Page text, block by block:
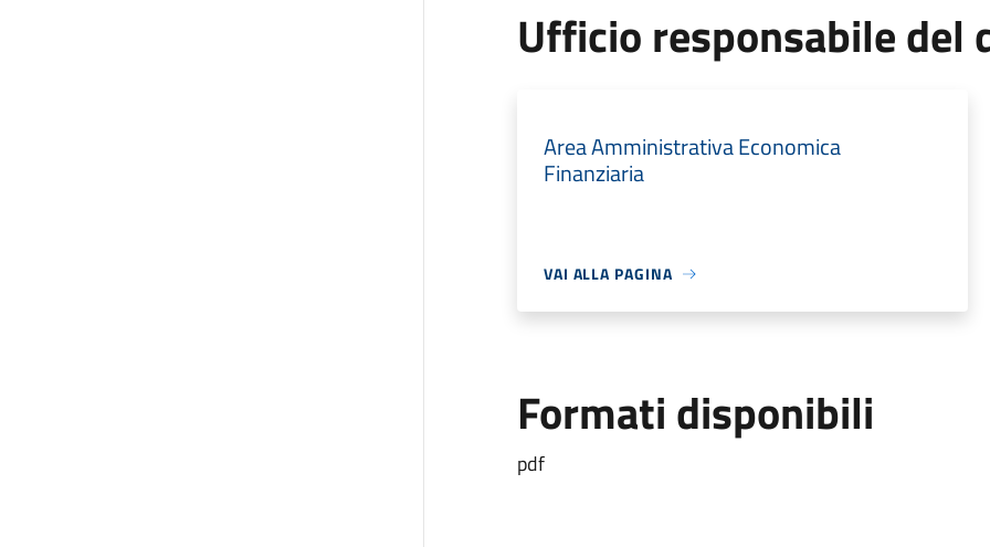
Ufficio responsabile del
Area Amministrativa Economica
Finanziaria
VAI ALLA PAGINA
Formati disponibili
pdf